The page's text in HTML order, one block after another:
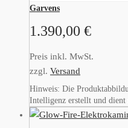
Garvens
1.390,00 €
Preis inkl. MwSt.
zzgl. Versand
Hinweis: Die
Intelligenz erstellt und dient